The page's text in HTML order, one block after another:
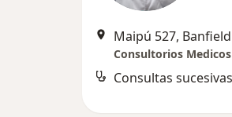
Maipú 527, Banfield
Consultorios Medicos